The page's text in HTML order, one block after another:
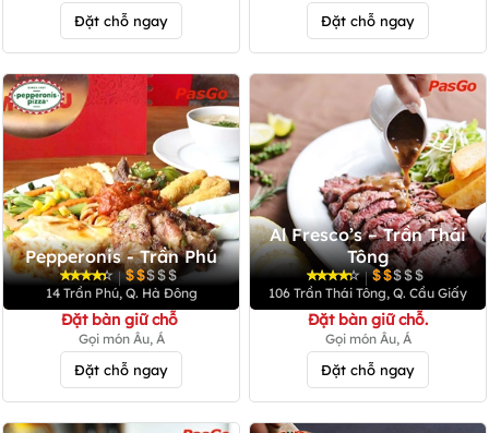
Đặt chỗ ngay Đặt chỗ ngay
Pepperonis - Trần Phú
|
14 Trần Phú, Q. Hà Đông
Đặt bàn giữ chỗ
Gọi món Âu, Á
Đặt chỗ ngay
Al Fresco’s – Trần Thái
Tông
|
106 Trần Thái Tông, Q. Cầu Giấy
Đặt bàn giữ chỗ.
Gọi món Âu, Á
Đặt chỗ ngay